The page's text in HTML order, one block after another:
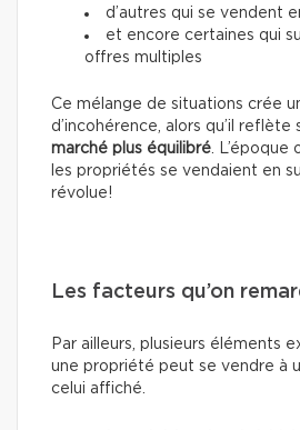
d’autres qui se vendent
et encore certaines qui
offres multiples
Ce mélange de situations crée
d’incohérence, alors qu’il reflète
marché plus équilibré. L’époque
les propriétés se vendaient en
révolue!
Les facteurs qu’on
Par ailleurs, plusieurs éléments
une propriété peut se vendre à
celui affiché.